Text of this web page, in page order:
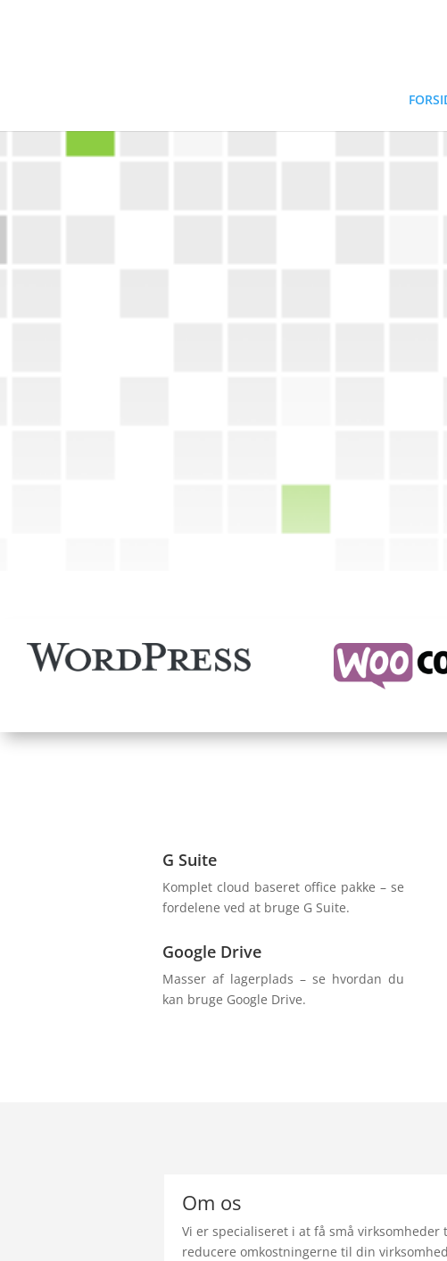
G Suite
Komplet cloud baseret office pakke – se
fordelene ved at bruge G Suite.
Google Drive
Masser af lagerplads – se hvordan du
kan bruge Google Drive.
Om os
Vi er specialiseret i at få små
reducere omkostningerne til din